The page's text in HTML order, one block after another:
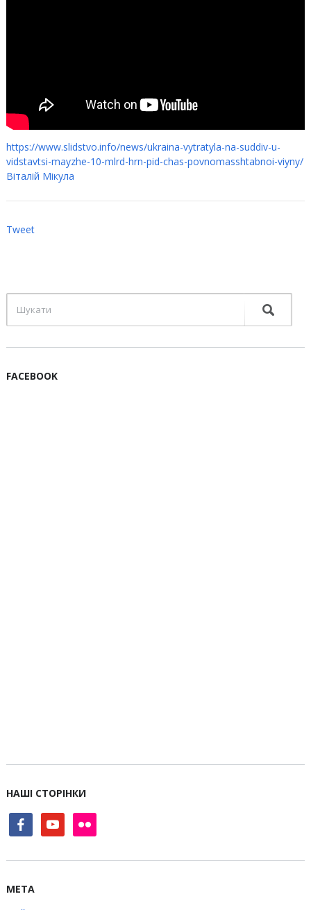
https://www.slidstvo.info/news/ukraina-vytratyla-na-suddiv-u-
vidstavtsi-mayzhe-10-mlrd-hrn-pid-chas-povnomasshtabnoi-viyny/
Віталій Мікула
Tweet
FACEBOOK
НАШІ СТОРІНКИ
facebookyoutube flickr
МЕТА